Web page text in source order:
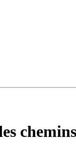
chemins